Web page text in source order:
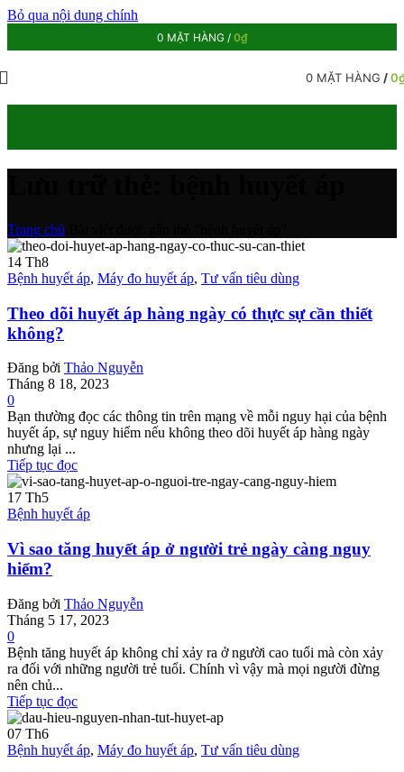
Bỏ qua nội dung chính
0 MẶT HÀNG / 0₫
0 MẶT HÀNG /0
Trang chủ
14 Th8
Bệnh huyết áp, Máy đo huyết áp, Tư vấn tiêu dùng
Theo dõi huyết áp hàng ngày có thực sự cần thiết
không?
Đăng bởi Thảo Nguyễn
Tháng 8 18, 2023
0
Bạn thường đọc các thông tin trên mạng về mỗi nguy hại của bệnh
huyết áp, sự nguy hiểm nếu không theo dõi huyết áp hàng ngày
nhưng lại ...
Tiếp tục đọc
17 Th5
Bệnh huyết áp
Vì sao tăng huyết áp ở người trẻ ngày càng nguy
hiểm?
Đăng bởi Thảo Nguyễn
Tháng 5 17, 2023
0
Bệnh tăng huyết áp không chỉ xảy ra ở người cao tuổi mà còn xảy
ra đối với những người trẻ tuổi. Chính vì vậy mà mọi người đừng
nên chủ...
Tiếp tục đọc
07 Th6
Bệnh huyết áp, Máy đo huyết áp, Tư vấn tiêu dùng